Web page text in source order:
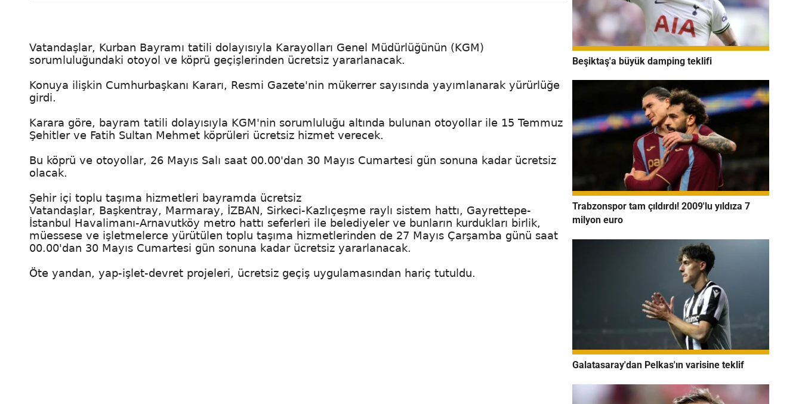
Vatandaşlar, Kurban Bayramı tatili dolayısıyla Karayolları Genel Müdürlüğünün (KGM)
sorumluluğundaki otoyol ve köprü geçişlerinden ücretsiz yararlanacak.
Konuya ilişkin Cumhurbaşkanı Kararı, Resmi Gazete'nin mükerrer sayısında yayımlanarak yürürlüğe
girdi.
Karara göre, bayram tatili dolayısıyla KGM'nin sorumluluğu altında bulunan otoyollar ile 15 Temmuz
Şehitler ve Fatih Sultan Mehmet köprüleri ücretsiz hizmet verecek.
Bu köprü ve otoyollar, 26 Mayıs Salı saat 00.00'dan 30 Mayıs Cumartesi gün sonuna kadar ücretsiz
olacak.
Şehir içi toplu taşıma hizmetleri bayramda ücretsiz
Vatandaşlar, Başkentray, Marmaray, İZBAN, Sirkeci-Kazlıçeşme raylı sistem hattı, Gayrettepe-
İstanbul Havalimanı-Arnavutköy metro hattı seferleri ile belediyeler ve bunların kurdukları birlik,
müessese ve işletmelerce yürütülen toplu taşıma hizmetlerinden de 27 Mayıs Çarşamba günü saat
00.00'dan 30 Mayıs Cumartesi gün sonuna kadar ücretsiz yararlanacak.
Öte yandan, yap-işlet-devret projeleri, ücretsiz geçiş uygulamasından hariç tutuldu.
Beşiktaş'a büyük damping teklifi
Trabzonspor tam çıldırdı! 2009'lu yıldıza 7
milyon euro
Galatasaray'dan Pelkas'ın varisine teklif